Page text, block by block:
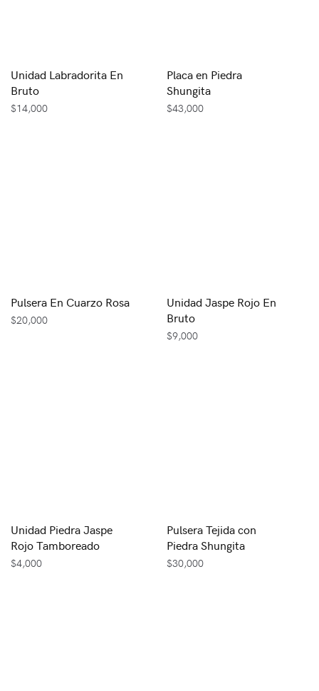
Unidad Labradorita En
Bruto
$14,000
Placa en Piedra
Shungita
$43,000
Pulsera En Cuarzo Rosa
$20,000
Unidad Jaspe Rojo En
Bruto
$9,000
Unidad Piedra Jaspe
Rojo Tamboreado
$4,000
Pulsera Tejida con
Piedra Shungita
$30,000